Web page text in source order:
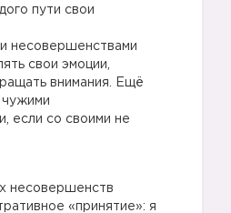
пути свои
несовершенствами
свои эмоции,
внимания. Ещё
если со своими не
несовершенств
«принятие»: я